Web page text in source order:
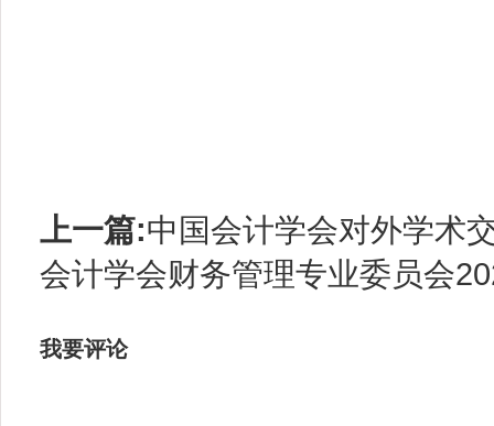
上一篇:中国会计学会对外学术
会计学会财务管理专业委员会
我要评论